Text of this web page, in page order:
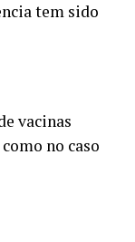
tem sido
vacinas
no caso